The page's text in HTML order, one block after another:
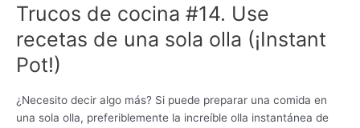
Trucos de cocina #14. Use
recetas de una sola olla (¡Instant
Pot!)
¿Necesito decir algo más? Si puede preparar una comida en
una sola olla, preferiblemente la increíble olla instantánea de